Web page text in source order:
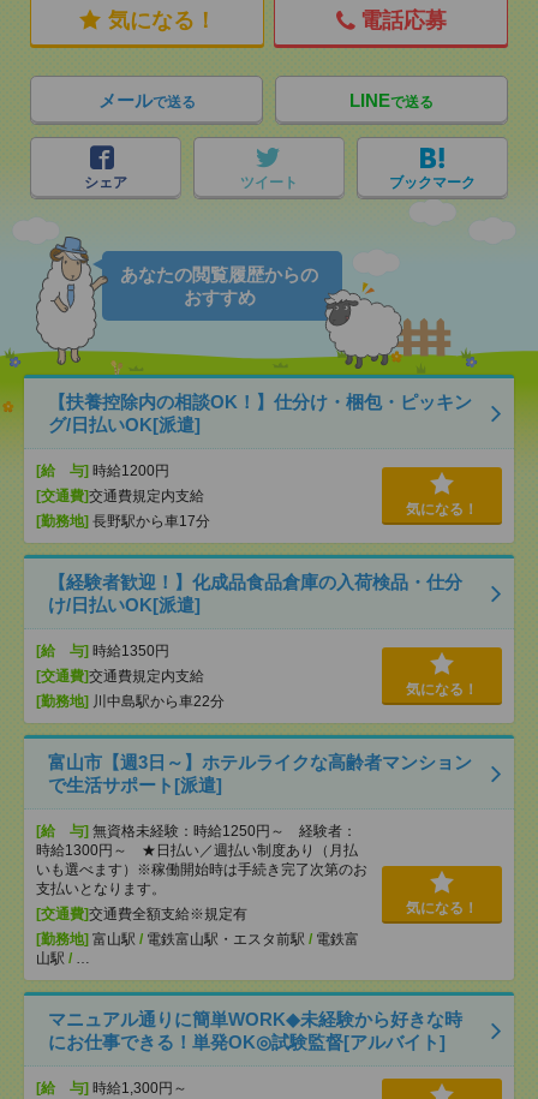
気になる！ 電話応募
メールで送る LINEで送る
シェア ツイート ブックマーク
あなたの閲覧履歴からの
おすすめ
【扶養控除内の相談OK！】仕分け・梱包・ピッキン
グ/日払いOK[派遣]
[給 与] 時給1200円
[交通費]交通費規定内支給
[勤務地] 長野駅から車17分
気になる！
【経験者歓迎！】化成品食品倉庫の入荷検品・仕分
け/日払いOK[派遣]
[給 与] 時給1350円
[交通費]交通費規定内支給
[勤務地] 川中島駅から車22分
気になる！
富山市【週3日～】ホテルライクな高齢者マンション
で生活サポート[派遣]
[給 与] 無資格未経験：時給1250円～ 経験者：
時給1300円～ ★日払い／週払い制度あり（月払
いも選べます）※稼働開始時は手続き完了次第のお
支払いとなります。
[交通費]交通費全額支給※規定有
[勤務地] 富山駅 / 電鉄富山駅・エスタ前駅 / 電鉄富
山駅 / …
気になる！
マニュアル通りに簡単WORK◆未経験から好きな時
にお仕事できる！単発OK◎試験監督[アルバイト]
[給 与] 時給1,300円～